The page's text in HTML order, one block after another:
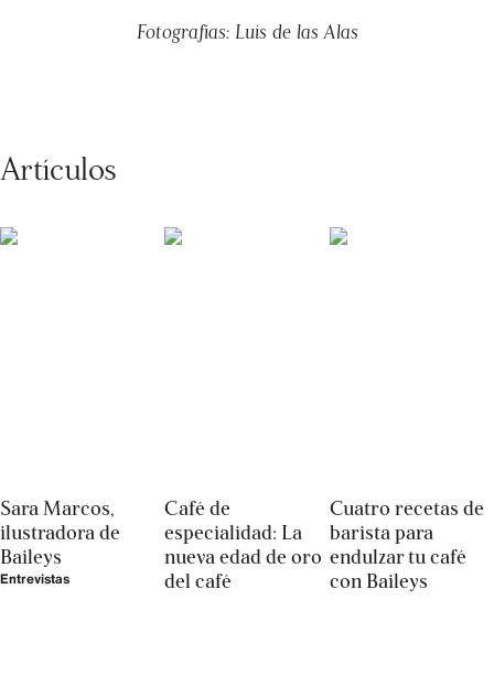
Fotografías: Luís de las Alas
Artículos
Sara Marcos,
ilustradora de
Baileys
Entrevistas
Café de
especialidad: La
nueva edad de oro
del café
Cuatro recetas de
barista para
endulzar tu café
con Baileys